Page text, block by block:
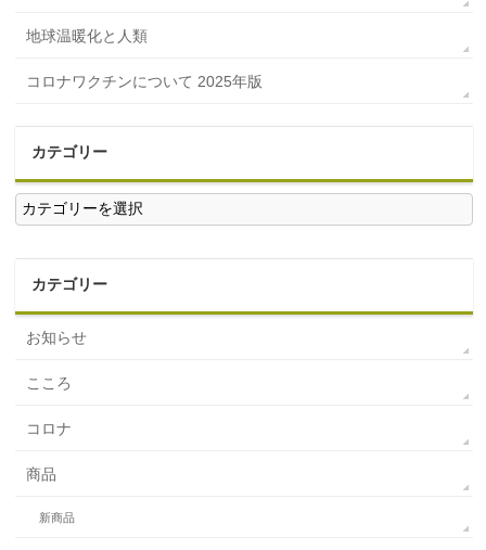
地球温暖化と人類
コロナワクチンについて 2025年版
カテゴリー
カ
テ
ゴ
カテゴリー
お知らせ
こころ
コロナ
商品
新商品